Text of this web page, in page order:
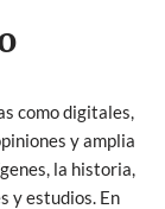
como digitales,
y amplia
la historia,
y estudios. En